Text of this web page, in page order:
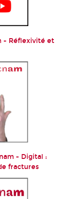
- Réflexivité et
- Digital :
fractures